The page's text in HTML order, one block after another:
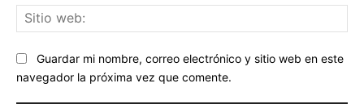
Guardar mi nombre, correo electrónico y sitio web en este
navegador la próxima vez que comente.